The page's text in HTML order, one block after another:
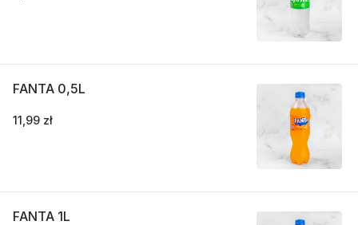
FANTA 0,5L
11,99 zł
FANTA 1L